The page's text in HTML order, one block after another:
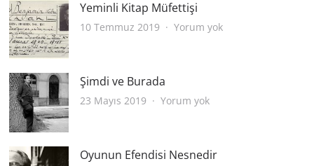
Yeminli Kitap Müfettişi
10 Temmuz 2019 Yorum yokYeminli
Şimdi ve Burada
23 Mayıs 2019 Yorum yokŞimdi
Oyunun Efendisi Nesnedir